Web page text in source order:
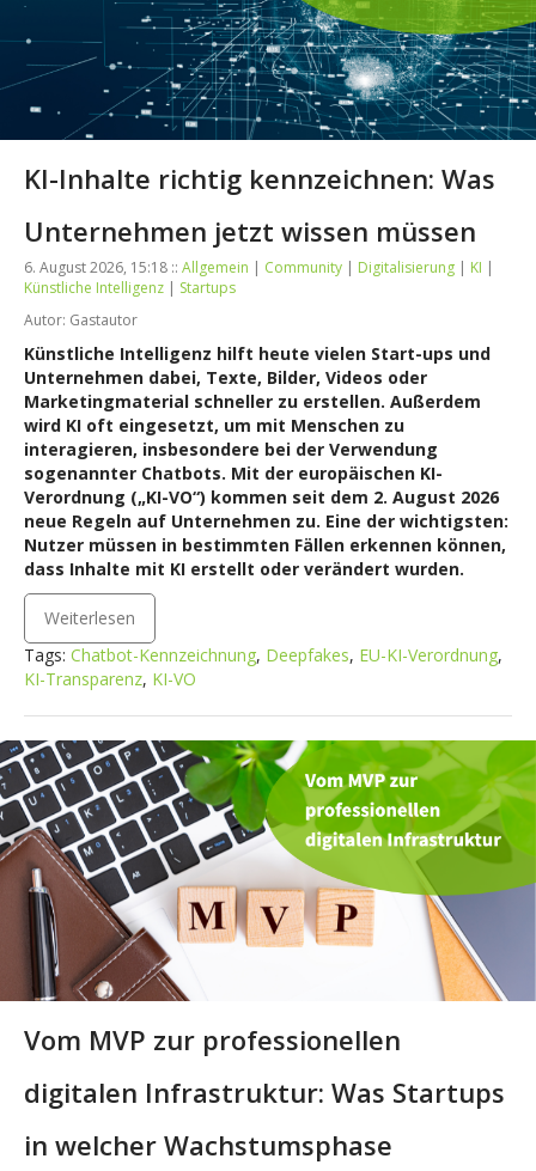
KI-Inhalte richtig kennzeichnen: Was
Unternehmen jetzt wissen müssen
6. August 2026, 15:18 :: Allgemein | Community | Digitalisierung | KI |
Künstliche Intelligenz | Startups
Autor: Gastautor
Künstliche Intelligenz hilft heute vielen Start-ups und
Unternehmen dabei, Texte, Bilder, Videos oder
Marketingmaterial schneller zu erstellen. Außerdem
wird KI oft eingesetzt, um mit Menschen zu
interagieren, insbesondere bei der Verwendung
sogenannter Chatbots. Mit der europäischen KI-
Verordnung („KI-VO“) kommen seit dem 2. August 2026
neue Regeln auf Unternehmen zu. Eine der wichtigsten:
Nutzer müssen in bestimmten Fällen erkennen können,
dass Inhalte mit KI erstellt oder verändert wurden.
Weiterlesen
Tags: Chatbot-Kennzeichnung, Deepfakes, EU-KI-Verordnung,
KI-Transparenz, KI-VO
Vom MVP zur professionellen
digitalen Infrastruktur: Was Startups
in welcher Wachstumsphase